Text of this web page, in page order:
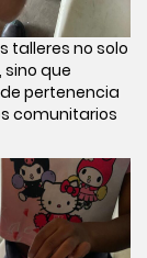
talleres no solo
sino que
pertenencia
comunitarios